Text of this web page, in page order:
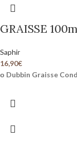
GRAISSE
Saphir
16,90€
ο Dubbin Graisse